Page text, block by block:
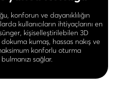
konforun ve dayanıklılığın
kullanıcıların ihtiyaçlarını en
kişiselleştirilebilen 3D
kumaş, hassas nakış ve
konforlu oturma
sağlar.